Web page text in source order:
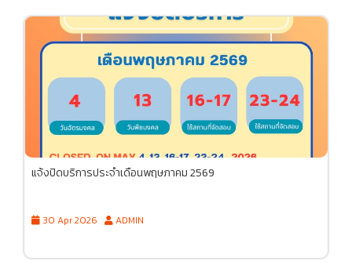
แจ้งปิดบริการประจำเดือนพฤษภาคม 2569
30 Apr 2026 ADMIN